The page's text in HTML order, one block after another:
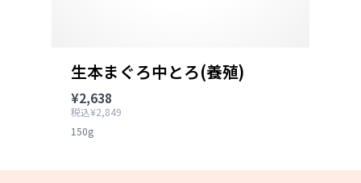
生本まぐろ中とろ(養殖)
¥2,638
税込¥2,849
150g